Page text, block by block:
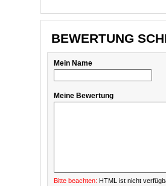
BEWERTUNG
Mein Name
Meine Bewertung
Bitte beachten: HTML ist nicht